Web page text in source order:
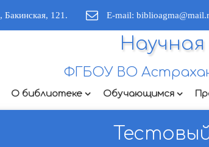
Бакинская, 121. E-mail:
ФГБОУ ВО
О библиотеке Обучающимся